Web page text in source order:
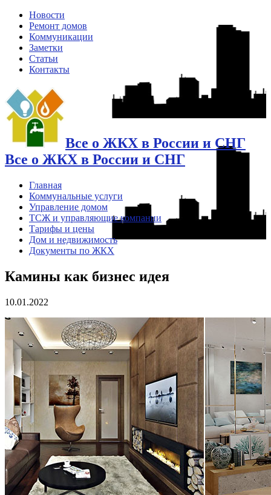
Новости
Ремонт домов
Коммуникации
Заметки
Статьи
Контакты
Все о ЖКХ в России и СНГ
Все о ЖКХ в России и СНГ
Главная
Коммунальные услуги
Управление домом
ТСЖ и управляющие компании
Тарифы и цены
Дом и недвижимость
Документы по ЖКХ
Камины как бизнес идея
10.01.2022